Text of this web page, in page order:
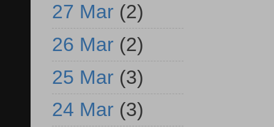
27 Mar (2)
26 Mar (2)
25 Mar (3)
24 Mar (3)